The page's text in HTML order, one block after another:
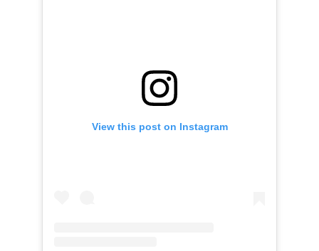
View this post on Instagram